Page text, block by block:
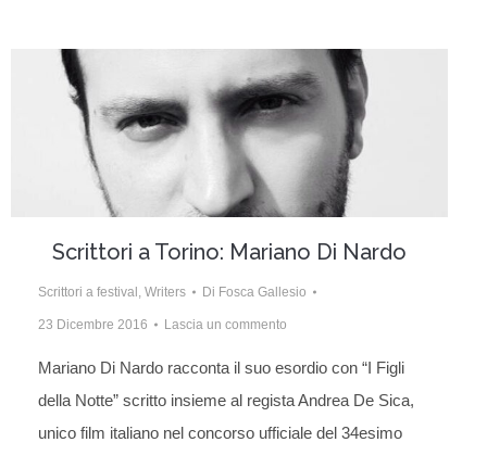
Scrittori a Torino: Mariano Di Nardo
Scrittori a festival , Writers Di Fosca Gallesio
23 Dicembre 2016 Lascia un commento
Mariano Di Nardo racconta il suo esordio con “I Figli
della Notte” scritto insieme al regista Andrea De Sica,
unico film italiano nel concorso ufficiale del 34esimo